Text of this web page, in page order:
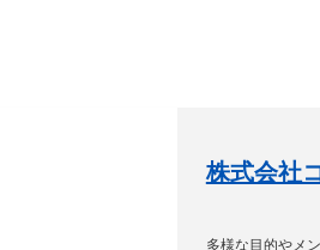
株式会社
多様な目的やメ